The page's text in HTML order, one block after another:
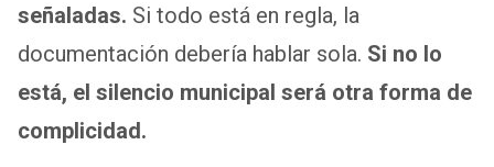
señaladas. Si todo está en regla, la
documentación debería hablar sola. Si no lo
está, el silencio municipal será otra forma de
complicidad.